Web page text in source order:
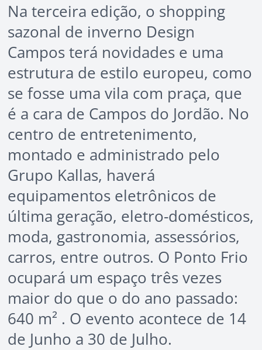
Na terceira edição, o shopping
sazonal de inverno Design
Campos terá novidades e uma
estrutura de estilo europeu, como
se fosse uma vila com praça, que
é a cara de Campos do Jordão. No
centro de entretenimento,
montado e administrado pelo
Grupo Kallas, haverá
equipamentos eletrônicos de
última geração, eletro-domésticos,
moda, gastronomia, assessórios,
carros, entre outros. O Ponto Frio
ocupará um espaço três vezes
maior do que o do ano passado:
640 m² . O evento acontece de 14
de Junho a 30 de Julho.